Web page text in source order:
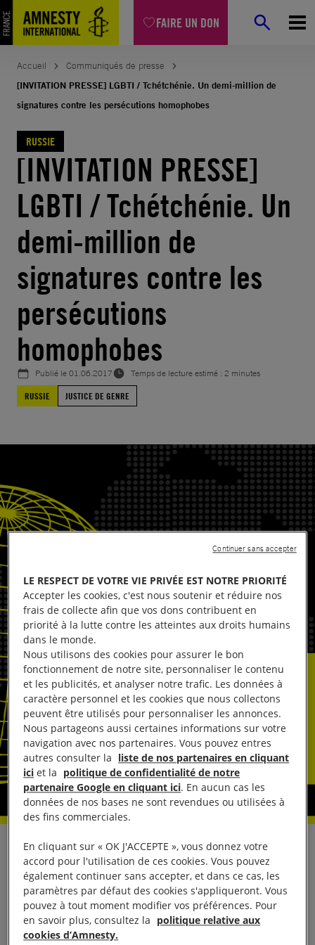
FAIRE UN DON
Aller
au
contenu
Accueil
Communiqués de presse
[INVITATION PRESSE] LGBTI / Tchétchénie. Un demi-million de
signatures contre les persécutions homophobes
RUSSIE
[INVITATION PRESSE]
LGBTI / Tchétchénie. Un
demi-million de
signatures contre les
persécutions
homophobes
Publié le01.06.2017
Temps de lecture estimé : 2 minutes
RUSSIE
JUSTICE DE GENRE
ÉVÉNEMENT / OPPORTUNITÉ PHOTO
Tchétchénie. Remise de pétition
Un demi-million de signatures contre les
LE RESPECT DE VOTRE VIE PRIVÉE EST NOTRE PRIORITÉ
Accepter les cookies, c'est nous soutenir et réduire nos
frais de collecte afin que vos dons contribuent en
priorité à la lutte contre les atteintes aux droits humains
dans le monde.
Nous utilisons des cookies pour assurer le bon
fonctionnement de notre site, personnaliser le contenu
et les publicités, et analyser notre trafic. Les données à
caractère personnel et les cookies que nous collectons
peuvent être utilisés pour personnaliser les annonces.
Nous partageons aussi certaines informations sur votre
navigation avec nos partenaires. Vous pouvez entres
autres consulter la liste de nos partenaires en cliquant
ici et la politique de confidentialité de notre
partenaire Google en cliquant ici. En aucun cas les
données de nos bases ne sont revendues ou utilisées à
des fins commerciales.
En cliquant sur « OK J'ACCEPTE », vous donnez votre
accord pour l'utilisation de ces cookies. Vous pouvez
également continuer sans accepter, et dans ce cas, les
paramètres par défaut des cookies s'appliqueront. Vous
pouvez à tout moment modifier vos préférences. Pour
en savoir plus, consultez la politique relative aux
cookies d’Amnesty.
Continuer sans accepter